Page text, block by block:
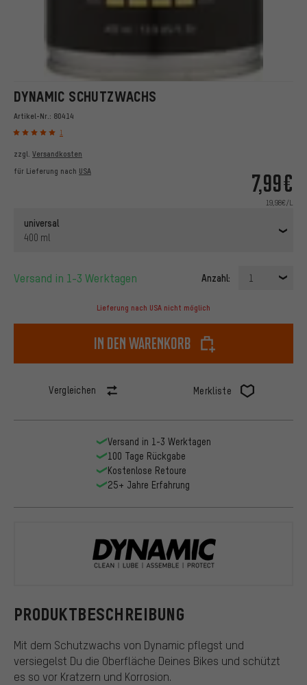
DYNAMIC SCHUTZWACHS
Artikel-Nr.: 80414
1
7,99€
19,98€/L
zzgl. Versandkosten
für Lieferung nach USA
universal
400 ml
Versand in 1-3 Werktagen Anzahl: 1
Lieferung nach USA nicht möglich
In den Warenkorb
Vergleichen Merkliste
PRODUKTBESCHREIBUNG
Mit dem Schutzwachs von Dynamic pflegst und
versiegelst Du die Oberfläche Deines Bikes und schützt
es so vor Kratzern und Korrosion.
Versand in 1-3 Werktagen
100 Tage Rückgabe
Kostenlose Retoure
25+ Jahre Erfahrung